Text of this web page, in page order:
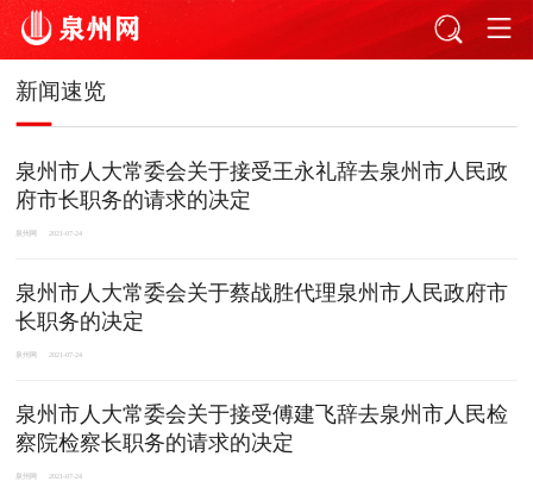
新闻速览
泉州市人大常委会关于接受王永礼辞去泉州市人民政
府市长职务的请求的决定
泉州网 2021-07-24
泉州市人大常委会关于蔡战胜代理泉州市人民政府市
长职务的决定
泉州网 2021-07-24
泉州市人大常委会关于接受傅建飞辞去泉州市人民检
察院检察长职务的请求的决定
泉州网 2021-07-24